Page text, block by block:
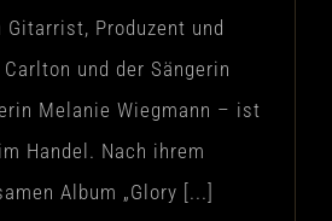
Gitarrist, Produzent und
und der Sängerin
Melanie Wiegmann – ist
Handel. Nach ihrem
Album „Glory [...]